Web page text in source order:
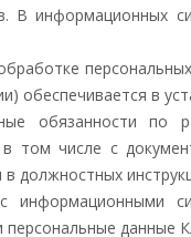
В информационных
обеспечивается в
обязанности по
том числе с
в должностных
информационными
данные